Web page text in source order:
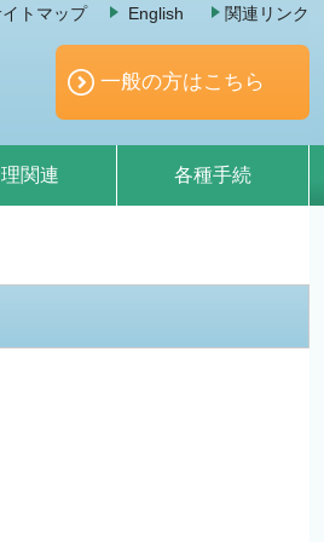
トマップ English 関連リンク
一般の方はこちら
関連 各種手続